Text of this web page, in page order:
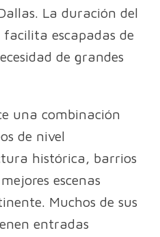
La duración del
escapadas de
de grandes
una combinación
de nivel
histórica, barrios
escenas
Muchos de sus
entradas